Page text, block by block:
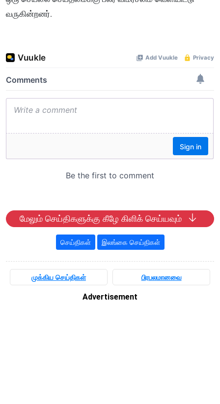
வருகின்றனர்.
மேலும் செய்திகளுக்கு கீழே கிளிக் செய்யவும்
செய்திகள் இலங்கை செய்திகள்
முக்கிய செய்திகள் பிரபலமானவை
Advertisement